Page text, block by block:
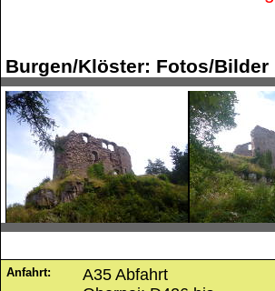
Burgen/Klöster: Fotos/Bilder
Anfahrt:
A35 Abfahrt